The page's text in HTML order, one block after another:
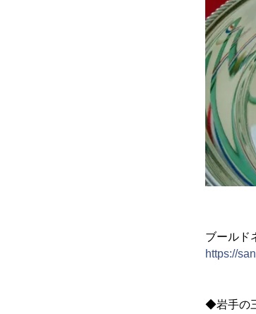
ブールド
https://
◆岩手の